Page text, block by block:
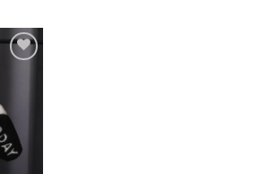
souhaits